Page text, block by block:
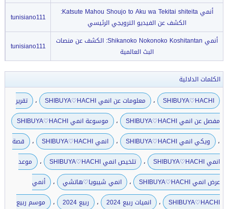
أنمي Katsute Mahou Shoujo to Aku wa Tekitai shiteita:
الكشف عن الفيديو الترويجي الرئيسي
tunisiano111
أنمي Shikanoko Nokonoko Koshitantan: الكشف عن منصات
البث العالمية
tunisiano111
الكلمات الدلالية
SHIBUYA♡HACHI
، معلومات عن انمي SHIBUYA♡HACHI ،
تقرير
مفصل عن انمي SHIBUYA♡HACHI
، موسوعة انمي SHIBUYA♡HACHI
، ويكي انمي SHIBUYA♡HACHI ، انمي SHIBUYA♡HACHI ،
قصة
انمي SHIBUYA♡HACHI
، تلخيص انمي SHIBUYA♡HACHI ،
موعد
عرض انمي SHIBUYA♡HACHI
، انمي شيبويا♡هاتشي ،
أنمي
SHIBUYA♡HACHI
، انميات ربيع 2024 ، ربيع 2024 ،
موسم ربيع